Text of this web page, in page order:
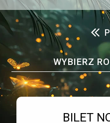
WYBIERZ
Bilet numer 1
Typ
BILET